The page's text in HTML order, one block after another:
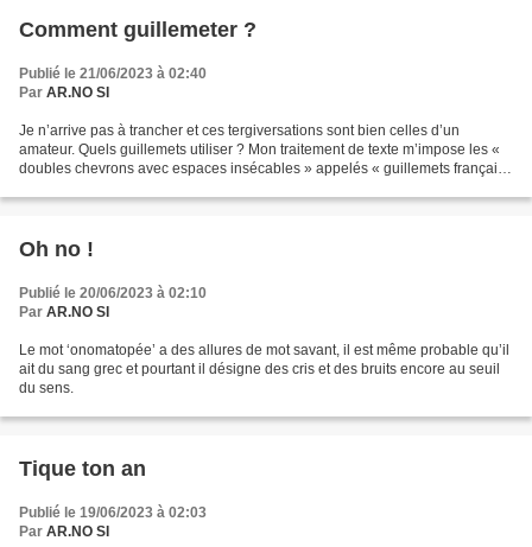
Comment guillemeter ?
Publié le 21/06/2023 à 02:40
Par AR.NO SI
Je n’arrive pas à trancher et ces tergiversations sont bien celles d’un
amateur. Quels guillemets utiliser ? Mon traitement de texte m’impose les «
doubles chevrons avec espaces insécables » appelés « guillemets français
Oh no !
Publié le 20/06/2023 à 02:10
Par AR.NO SI
Le mot ‘onomatopée’ a des allures de mot savant, il est même probable qu’il
ait du sang grec et pourtant il désigne des cris et des bruits encore au seuil
du sens.
Tique ton an
Publié le 19/06/2023 à 02:03
Par AR.NO SI